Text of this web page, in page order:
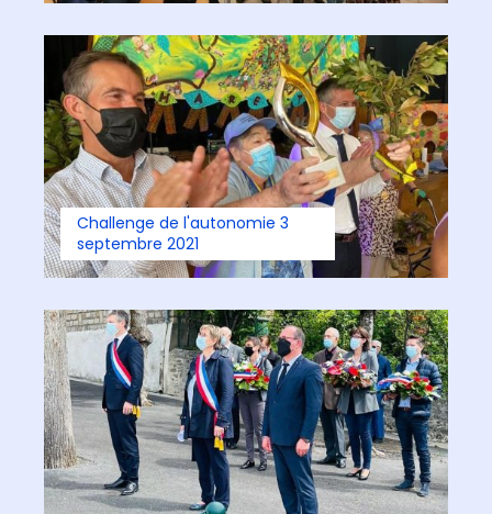
Challenge de l'autonomie 3
septembre 2021